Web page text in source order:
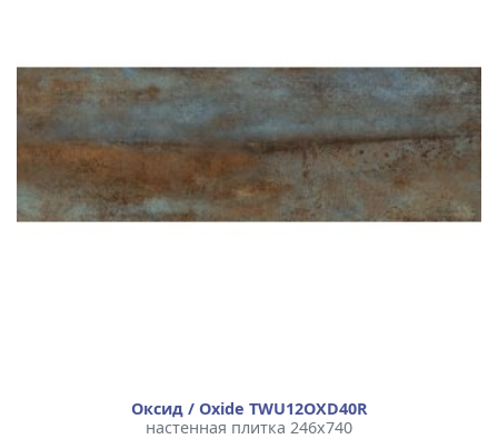
Оксид / Oxide TWU12OXD40R
настенная плитка 246x740